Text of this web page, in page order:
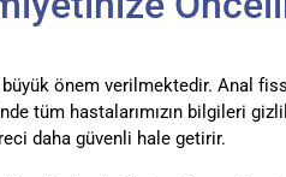
önem verilmektedir. Anal
tüm hastalarımızın bilgileri
daha güvenli hale getirir.